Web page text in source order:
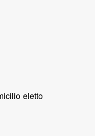
eletto